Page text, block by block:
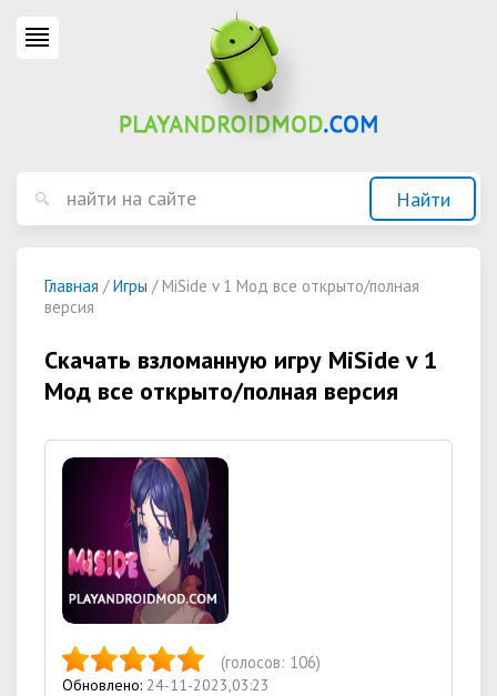
Главная /Игры / MiSide v 1 Мод все открыто/полная
версия
Скачать взломанную игру MiSide v 1
Мод все открыто/полная версия
(голосов: 106)
Обновлено: 24-11-2023,03:23